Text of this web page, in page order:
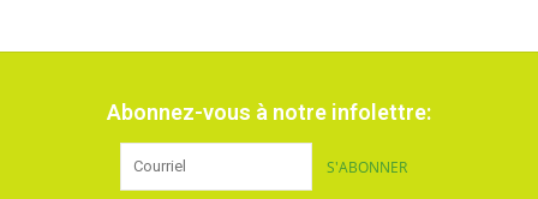
Abonnez-vous à notre infolettre:
S'ABONNER